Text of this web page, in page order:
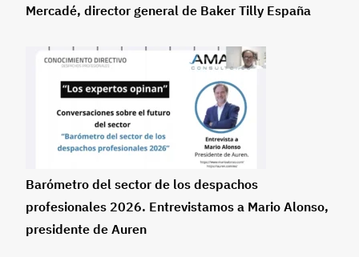
Mercadé, director general de Baker Tilly España
Barómetro del sector de los despachos
profesionales 2026. Entrevistamos a Mario Alonso,
presidente de Auren